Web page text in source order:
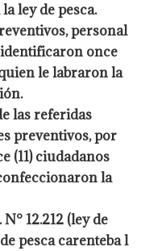
ley de pesca.
personal
once
le labraron la
las referidas
preventivos, por
(11) ciudadanos
la
12.212 (ley de
pesca carenteba l